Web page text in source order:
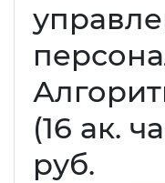
(16 ак.
руб.